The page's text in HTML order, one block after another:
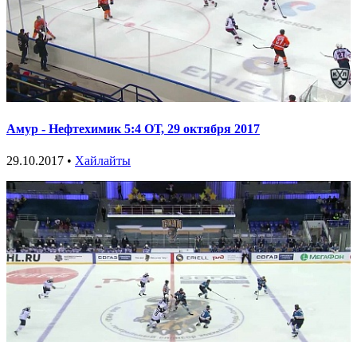
Амур - Нефтехимик 5:4 ОТ, 29 октября 2017
29.10.2017 • Хайлайты